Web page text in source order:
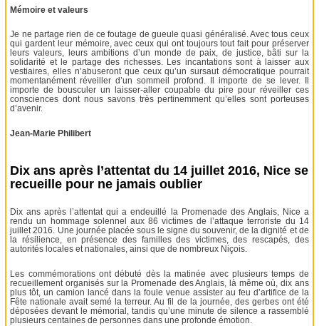
Mémoire et valeurs
Je ne partage rien de ce foutage de gueule quasi généralisé. Avec tous ceux
qui gardent leur mémoire, avec ceux qui ont toujours tout fait pour préserver
leurs valeurs, leurs ambitions d’un monde de paix, de justice, bâti sur la
solidarité et le partage des richesses. Les incantations sont à laisser aux
vestiaires, elles n’abuseront que ceux qu’un sursaut démocratique pourrait
momentanément réveiller d’un sommeil profond. Il importe de se lever. Il
importe de bousculer un laisser-aller coupable du pire pour réveiller ces
consciences dont nous savons très pertinemment qu’elles sont porteuses
d’avenir.
Jean-Marie Philibert
Dix ans après l’attentat du 14 juillet 2016, Nice se
recueille pour ne jamais oublier
Dix ans après l’attentat qui a endeuillé la Promenade des Anglais, Nice a
rendu un hommage solennel aux 86 victimes de l’attaque terroriste du 14
juillet 2016. Une journée placée sous le signe du souvenir, de la dignité et de
la résilience, en présence des familles des victimes, des rescapés, des
autorités locales et nationales, ainsi que de nombreux Niçois.
Les commémorations ont débuté dès la matinée avec plusieurs temps de
recueillement organisés sur la Promenade des Anglais, là même où, dix ans
plus tôt, un camion lancé dans la foule venue assister au feu d’artifice de la
Fête nationale avait semé la terreur. Au fil de la journée, des gerbes ont été
déposées devant le mémorial, tandis qu’une minute de silence a rassemblé
plusieurs centaines de personnes dans une profonde émotion.